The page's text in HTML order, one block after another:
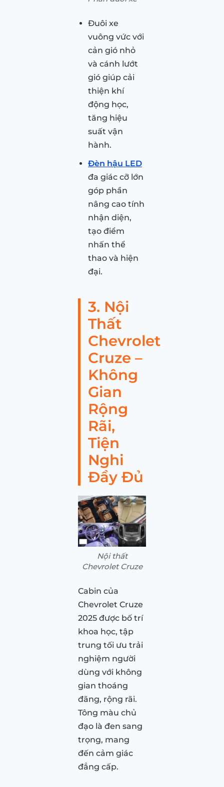
Đuôi xe
vuông vức với
cản gió nhỏ
và cánh lướt
gió giúp cải
thiện khí
động học,
tăng hiệu
suất vận
hành.
Đèn hậu LED
đa giác cỡ lớn
góp phần
nâng cao tính
nhận diện,
tạo điểm
nhấn thể
thao và hiện
đại.
3. Nội
Thất
Chevrolet
Cruze –
Không
Gian
Rộng
Rãi,
Tiện
Nghi
Đầy Đủ
Nội thất
Chevrolet Cruze
Cabin của
Chevrolet Cruze
2025 được bố trí
khoa học, tập
trung tối ưu trải
nghiệm người
dùng với không
gian thoáng
đãng, rộng rãi.
Tông màu chủ
đạo là đen sang
trọng, mang
đến cảm giác
đẳng cấp.